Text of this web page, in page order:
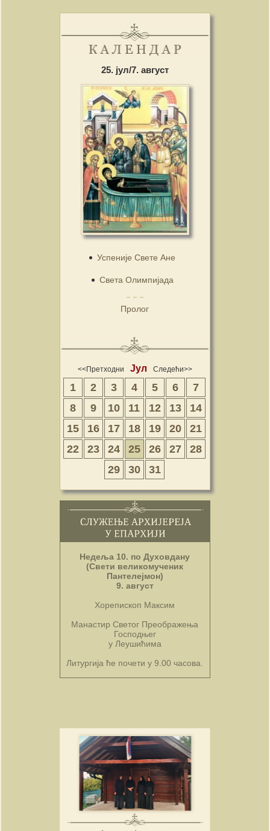
25. јул/7. август
Успеније Свете Ане
Света Олимпијада
Пролог
<<Претходни Јул Следећи>>
1 2 3 4 5 6
7
8
9 10 11 12 13
14
15
16 17 18 19 20
21
22
23 24 25 26 27
28
29
30 31
Недеља 10. по Духовдану
(Свети великомученик
Пантелејмон)
9. август
Хорепископ Максим
Манастир Светог Преображења
Господњег
у Леушићима
Литургија ће почети у 9.00 часова.